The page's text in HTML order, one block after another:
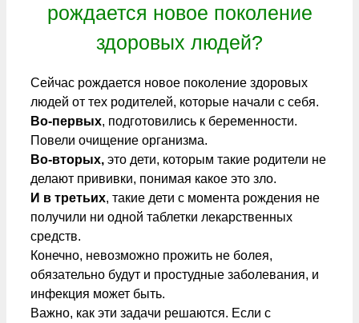
рождается новое поколение
здоровых людей?
Сейчас рождается новое поколение здоровых
людей от тех родителей, которые начали с себя.
Во-первых, подготовились к беременности.
Повели очищение организма.
Во-вторых, это дети, которым такие родители не
делают прививки, понимая какое это зло.
И в третьих, такие дети с момента рождения не
получили ни одной таблетки лекарственных
средств.
Конечно, невозможно прожить не болея,
обязательно будут и простудные заболевания, и
инфекция может быть.
Важно, как эти задачи решаются. Если с